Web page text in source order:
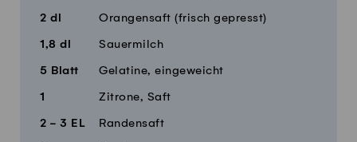
2 dl Orangensaft (frisch gepresst)
1,8 dl Sauermilch
5 Blatt Gelatine, eingeweicht
1 Zitrone, Saft
2 - 3 EL Randensaft